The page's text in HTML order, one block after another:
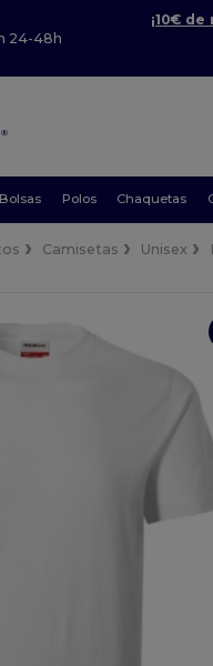
24-48h
¡10€
Bolsas Polos Chaquetas
Camisetas Unisex